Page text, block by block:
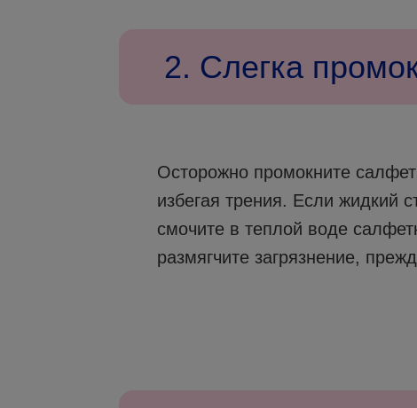
2. Слегка
Осторожно промокните
избегая трения. Если жидкий
смочите в теплой воде
размягчите загрязнение,